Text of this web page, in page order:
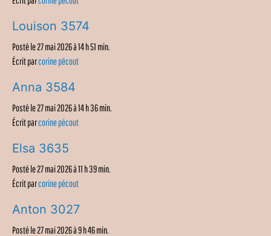
Louison 3574
Posté le 27 mai 2026 à 14 h 51 min.
Écrit parcorine pécout
Anna 3584
Posté le 27 mai 2026 à 14 h 36 min.
Écrit parcorine pécout
Elsa 3635
Posté le 27 mai 2026 à 11 h 39 min.
Écrit parcorine pécout
Anton 3027
Posté le 27 mai 2026 à 9 h 46 min.